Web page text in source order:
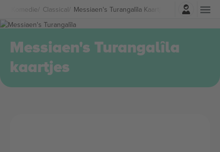
& Komedie Classical Messiaen's Turangalîla Kaartjes
Log in
Messiaen's Turangalîla
kaartjes